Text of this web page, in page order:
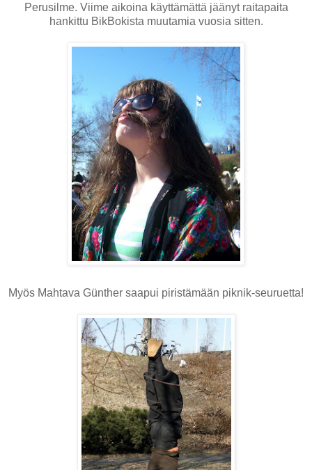
Perusilme. Viime aikoina käyttämättä jäänyt raitapaita
hankittu BikBokista muutamia vuosia sitten.
Myös Mahtava Günther saapui piristämään piknik-seuruetta!